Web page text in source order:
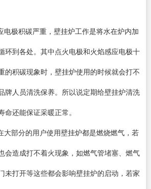
电极积碳严重，壁挂炉工作是将水在炉内加
环到各处。其中点火电极和火焰感应电极十
的积碳现象时，壁挂炉使用的时候就会打不
牌人员清洗保养。所以说定期给壁挂炉清洗
还能保证采暖正常。
大部分的用户使用壁挂炉都是燃烧燃气，若
会造成打不着火现象，如燃气管堵塞、燃气
未打开等这些都会影响壁挂炉的启动，若家